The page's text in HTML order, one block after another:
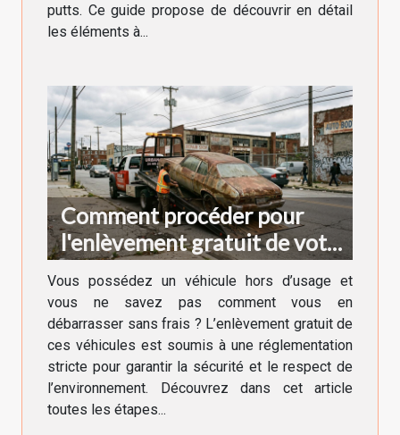
putts. Ce guide propose de découvrir en détail
les éléments à...
Comment procéder pour
l'enlèvement gratuit de votre
véhicule hors d'usage ?
Vous possédez un véhicule hors d’usage et
vous ne savez pas comment vous en
débarrasser sans frais ? L’enlèvement gratuit de
ces véhicules est soumis à une réglementation
stricte pour garantir la sécurité et le respect de
l’environnement. Découvrez dans cet article
toutes les étapes...